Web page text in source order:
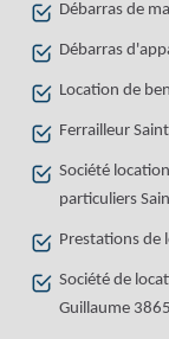
Débarras de
Débarras
Location de
Ferrailleur
Société
particuliers
Prestations de
Société de
Guillaume